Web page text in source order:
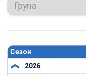
Група
Сезон
2026